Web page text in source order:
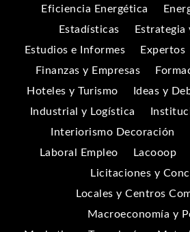
Eficiencia Energética
Estadísticas
Estrategia
Estudios e Informes
Expertos
Finanzas y Empresas
Hoteles y Turismo
Ideas y
Industrial y Logística
Interiorismo Decoración
Laboral Empleo
Lacooop
Licitaciones y
Locales y Centros
Macroeconomía y